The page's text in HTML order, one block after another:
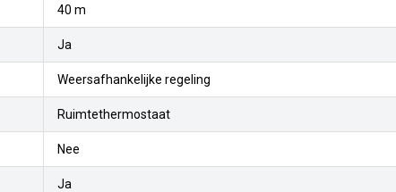
40 m
Ja
Weersafhankelijke regeling
Ruimtethermostaat
Nee
Ja